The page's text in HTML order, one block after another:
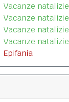
Vacanze natalizie
Vacanze natalizie
Vacanze natalizie
Vacanze natalizie
Epifania